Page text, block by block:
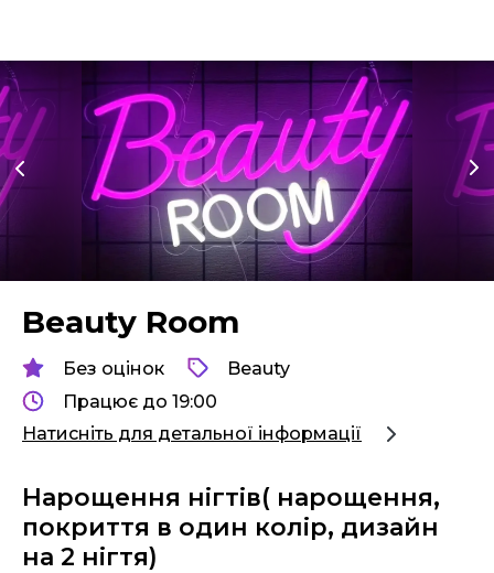
Beauty Room
Без оцінок
Beauty
Працює до 19:00
Натисніть для детальної інформації
Нарощення нігтів( нарощення,
покриття в один колір, дизайн
на 2 нігтя)